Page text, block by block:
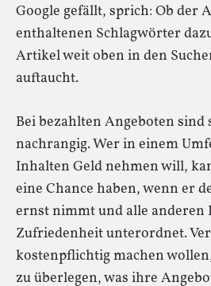
Google gefällt, sprich: Ob der
enthaltenen Schlagwörter
Artikel weit oben in den
auftaucht.
Bei bezahlten Angeboten
nachrangig. Wer in einem
Inhalten Geld nehmen will,
eine Chance haben, wenn er
ernst nimmt und alle anderen
Zufriedenheit unterordnet.
kostenpflichtig machen
zu überlegen, was ihre